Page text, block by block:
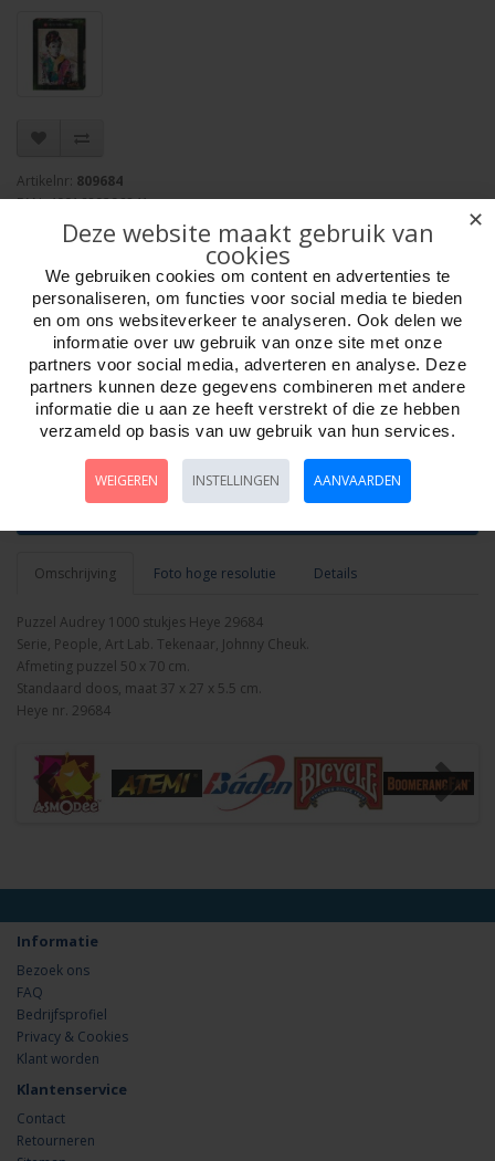
Artikelnr: 809684
EAN: 4001689296841
Verpakkingseenheid: 6
Minimum afname: 1
Merk:Heye Puzzle
Aantal
Omschrijving Foto hoge resolutie Details
Puzzel Audrey 1000 stukjes Heye 29684
Serie, People, Art Lab. Tekenaar, Johnny Cheuk.
Afmeting puzzel 50 x 70 cm.
Standaard doos, maat 37 x 27 x 5.5 cm.
Heye nr. 29684
Informatie
Bezoek ons
FAQ
Bedrijfsprofiel
Privacy & Cookies
Klant worden
Klantenservice
Contact
Retourneren
✕
Deze website maakt gebruik van
cookies
We gebruiken cookies om content en advertenties te
personaliseren, om functies voor social media te bieden
en om ons websiteverkeer te analyseren. Ook delen we
informatie over uw gebruik van onze site met onze
partners voor social media, adverteren en analyse. Deze
partners kunnen deze gegevens combineren met andere
informatie die u aan ze heeft verstrekt of die ze hebben
verzameld op basis van uw gebruik van hun services.
WEIGEREN INSTELLINGEN AANVAARDEN